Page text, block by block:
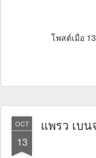
โพสต์เมื่อ
OCT
13
แพรว เบน